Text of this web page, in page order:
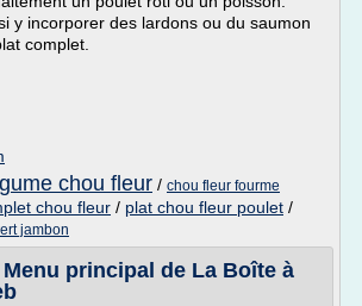
y incorporer des lardons ou du saumon
complet.
chou fleur / chou fleur fourme
chou fleur / plat chou fleur poulet /
jambon
principal de La Boîte à